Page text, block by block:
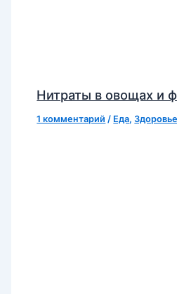
Нитраты в овощах и
1 комментарий / Еда,Здоровье